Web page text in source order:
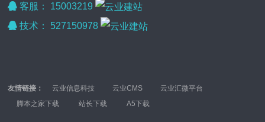
客服： 15003219
技术： 527150978
友情链接： 云业信息科技 云业CMS
云业汇微平台
脚本之家下载
站长下载 A5下载